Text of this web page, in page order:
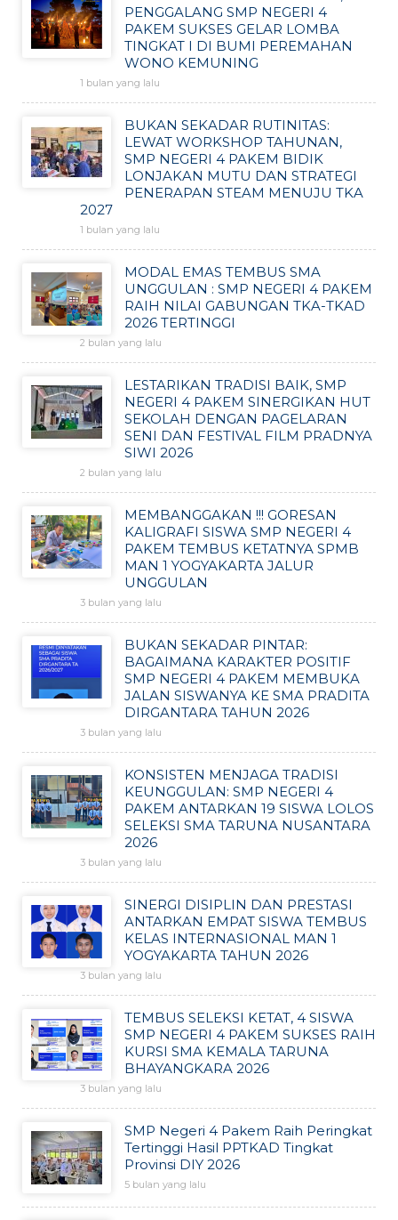
PENGGALANG SMP NEGERI 4
PAKEM SUKSES GELAR LOMBA
TINGKAT I DI BUMI PEREMAHAN
WONO KEMUNING
1 bulan yang lalu
BUKAN SEKADAR RUTINITAS:
LEWAT WORKSHOP TAHUNAN,
SMP NEGERI 4 PAKEM BIDIK
LONJAKAN MUTU DAN STRATEGI
PENERAPAN STEAM MENUJU TKA
2027
1 bulan yang lalu
MODAL EMAS TEMBUS SMA
UNGGULAN : SMP NEGERI 4 PAKEM
RAIH NILAI GABUNGAN TKA-TKAD
2026 TERTINGGI
2 bulan yang lalu
LESTARIKAN TRADISI BAIK, SMP
NEGERI 4 PAKEM SINERGIKAN HUT
SEKOLAH DENGAN PAGELARAN
SENI DAN FESTIVAL FILM PRADNYA
SIWI 2026
2 bulan yang lalu
MEMBANGGAKAN !!! GORESAN
KALIGRAFI SISWA SMP NEGERI 4
PAKEM TEMBUS KETATNYA SPMB
MAN 1 YOGYAKARTA JALUR
UNGGULAN
3 bulan yang lalu
BUKAN SEKADAR PINTAR:
BAGAIMANA KARAKTER POSITIF
SMP NEGERI 4 PAKEM MEMBUKA
JALAN SISWANYA KE SMA PRADITA
DIRGANTARA TAHUN 2026
3 bulan yang lalu
KONSISTEN MENJAGA TRADISI
KEUNGGULAN: SMP NEGERI 4
PAKEM ANTARKAN 19 SISWA LOLOS
SELEKSI SMA TARUNA NUSANTARA
2026
3 bulan yang lalu
SINERGI DISIPLIN DAN PRESTASI
ANTARKAN EMPAT SISWA TEMBUS
KELAS INTERNASIONAL MAN 1
YOGYAKARTA TAHUN 2026
3 bulan yang lalu
TEMBUS SELEKSI KETAT, 4 SISWA
SMP NEGERI 4 PAKEM SUKSES RAIH
KURSI SMA KEMALA TARUNA
BHAYANGKARA 2026
3 bulan yang lalu
SMP Negeri 4 Pakem Raih Peringkat
Tertinggi Hasil PPTKAD Tingkat
Provinsi DIY 2026
5 bulan yang lalu